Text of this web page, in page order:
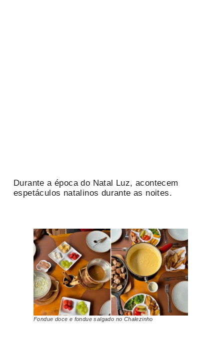
Durante a época do Natal Luz, acontecem
espetáculos natalinos durante as noites.
Fondue doce e fondue salgado no Chalezinho